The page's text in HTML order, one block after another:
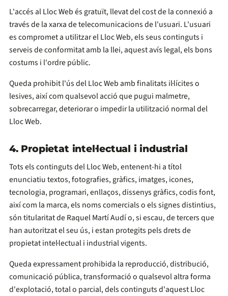
L'accés al Lloc Web és gratuït, llevat del cost de la connexió a
través de la xarxa de telecomunicacions de l'usuari. L'usuari
es compromet a utilitzar el Lloc Web, els seus continguts i
serveis de conformitat amb la llei, aquest avís legal, els bons
costums i l'ordre públic.
Queda prohibit l'ús del Lloc Web amb finalitats il·lícites o
lesives, així com qualsevol acció que pugui malmetre,
sobrecarregar, deteriorar o impedir la utilització normal del
Lloc Web.
4. Propietat intel·lectual i industrial
Tots els continguts del Lloc Web, entenent-hi a títol
enunciatiu textos, fotografies, gràfics, imatges, icones,
tecnologia, programari, enllaços, dissenys gràfics, codis font,
així com la marca, els noms comercials o els signes distintius,
són titularitat de Raquel Martí Audí o, si escau, de tercers que
han autoritzat el seu ús, i estan protegits pels drets de
propietat intel·lectual i industrial vigents.
Queda expressament prohibida la reproducció, distribució,
comunicació pública, transformació o qualsevol altra forma
d'explotació, total o parcial, dels continguts d'aquest Lloc